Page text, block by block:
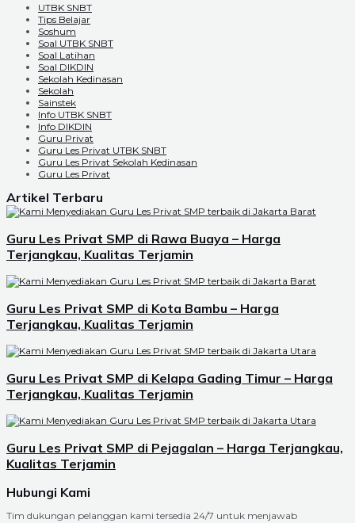
UTBK SNBT
Tips Belajar
Soshum
Soal UTBK SNBT
Soal Latihan
Soal DIKDIN
Sekolah Kedinasan
Sekolah
Sainstek
Info UTBK SNBT
Info DIKDIN
Guru Privat
Guru Les Privat UTBK SNBT
Guru Les Privat Sekolah Kedinasan
Guru Les Privat
Artikel Terbaru
Guru Les Privat SMP di Rawa Buaya – Harga
Terjangkau, Kualitas Terjamin
Guru Les Privat SMP di Kota Bambu – Harga
Terjangkau, Kualitas Terjamin
Guru Les Privat SMP di Kelapa Gading Timur – Harga
Terjangkau, Kualitas Terjamin
Guru Les Privat SMP di Pejagalan – Harga Terjangkau,
Kualitas Terjamin
Hubungi Kami
Tim dukungan pelanggan kami tersedia 24/7 untuk menjawab